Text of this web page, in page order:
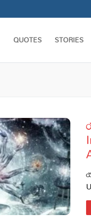
QUOTES STORIES
Quotes
Stories
Jokes
Health